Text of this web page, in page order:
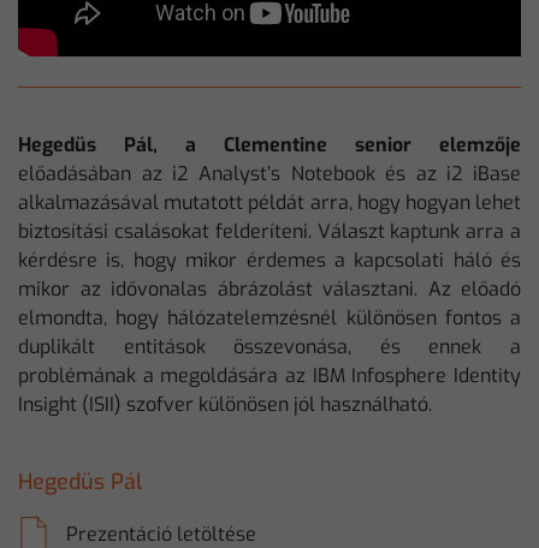
Hegedüs Pál, a Clementine senior elemzője
előadásában az i2 Analyst’s Notebook és az i2 iBase
alkalmazásával mutatott példát arra, hogy hogyan lehet
biztosítási csalásokat felderíteni. Választ kaptunk arra a
kérdésre is, hogy mikor érdemes a kapcsolati háló és
mikor az idővonalas ábrázolást választani. Az előadó
elmondta, hogy hálózatelemzésnél különösen fontos a
duplikált entitások összevonása, és ennek a
problémának a megoldására az IBM Infosphere Identity
Insight (ISII) szofver különösen jól használható.
Hegedüs Pál
Prezentáció letöltése